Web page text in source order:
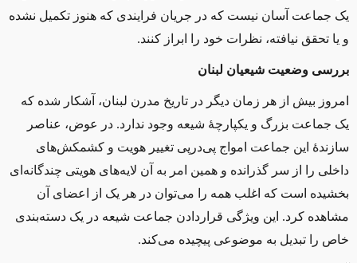
یک جماعت آسان نیست که در جریان فرایندی که هنوز تکمیل نشده
و یا تحقق نیافته، نظرات خود را ابراز کنند.
بررسی وضعیت شیعیان لبنان
امروز بیش از هر زمان دیگر در تاریخ مدرن لبنان، آشکار شده که
یک جماعت بزرگ و یکپارچهٔ شیعه وجود ندارد. در عوض، عناصر
سازندهٔ این جماعت امواج پی‌درپی تغییر هویت و کشمکش‌های
داخلی را از سر گذرانده و همین امر به آن لایه‌های هویتی چندگانه‌ای
بخشیده است که اغلب همه را می‌توان در هر یک از اعضای آن
مشاهده کرد. این ویژگی قراردادن جماعت شیعه در یک دسته‌بندی
خاص را تبدیل به موضوعی پیچیده می‌کند.